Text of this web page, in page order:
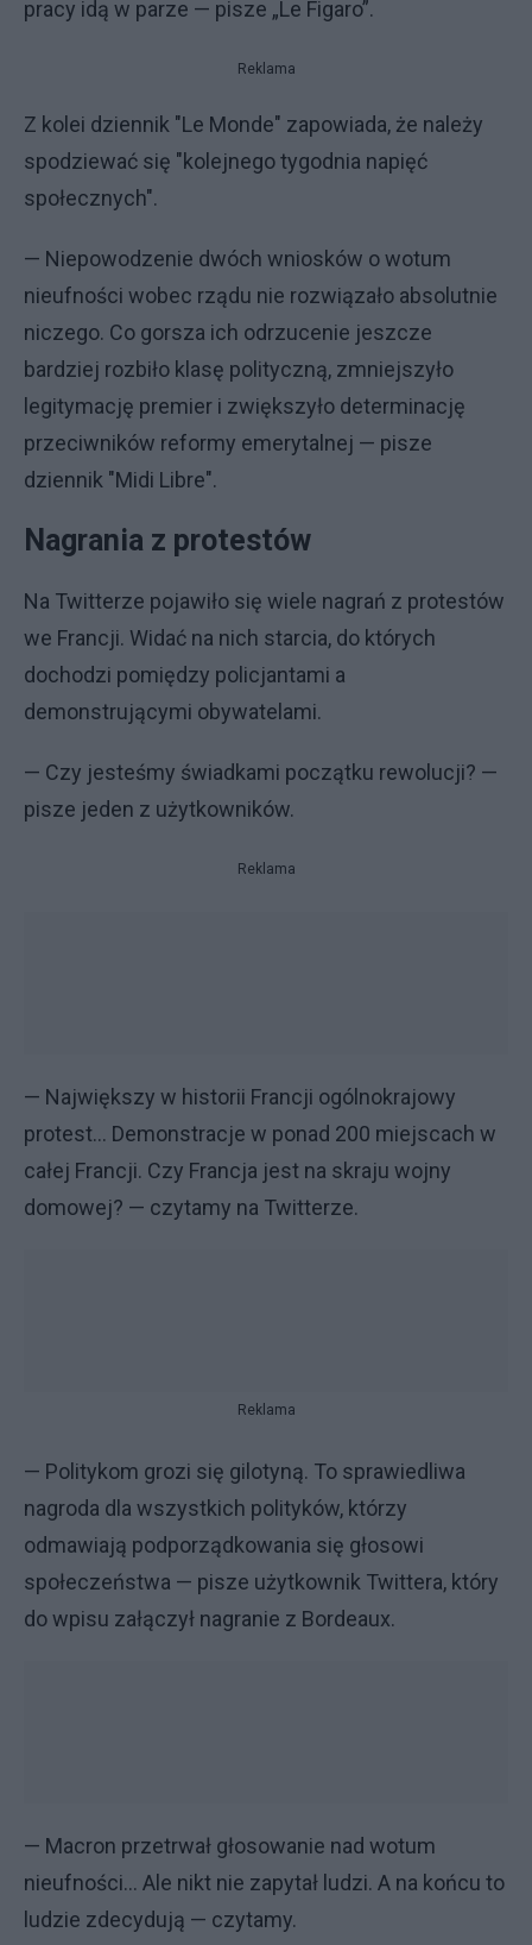
pracy idą w parze — pisze „Le Figaro”.
Reklama
Z kolei dziennik "Le Monde" zapowiada, że należy
spodziewać się "kolejnego tygodnia napięć
społecznych".
— Niepowodzenie dwóch wniosków o wotum
nieufności wobec rządu nie rozwiązało absolutnie
niczego. Co gorsza ich odrzucenie jeszcze
bardziej rozbiło klasę polityczną, zmniejszyło
legitymację premier i zwiększyło determinację
przeciwników reformy emerytalnej — pisze
dziennik "Midi Libre".
Nagrania z protestów
Na Twitterze pojawiło się wiele nagrań z protestów
we Francji. Widać na nich starcia, do których
dochodzi pomiędzy policjantami a
demonstrującymi obywatelami.
— Czy jesteśmy świadkami początku rewolucji? —
pisze jeden z użytkowników.
Reklama
— Największy w historii Francji ogólnokrajowy
protest... Demonstracje w ponad 200 miejscach w
całej Francji. Czy Francja jest na skraju wojny
domowej? — czytamy na Twitterze.
Reklama
— Politykom grozi się gilotyną. To sprawiedliwa
nagroda dla wszystkich polityków, którzy
odmawiają podporządkowania się głosowi
społeczeństwa — pisze użytkownik Twittera, który
do wpisu załączył nagranie z Bordeaux.
— Macron przetrwał głosowanie nad wotum
nieufności... Ale nikt nie zapytał ludzi. A na końcu to
ludzie zdecydują — czytamy.